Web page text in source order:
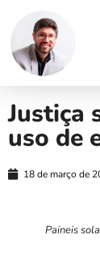
Justiça
uso de
18 de março de
Paineis